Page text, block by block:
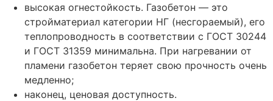
высокая огнестойкость. Газобетон — это
стройматериал категории НГ (несгораемый), его
теплопроводность в соответствии с ГОСТ 30244
и ГОСТ 31359 минимальна. При нагревании от
пламени газобетон теряет свою прочность очень
медленно;
наконец, ценовая доступность.